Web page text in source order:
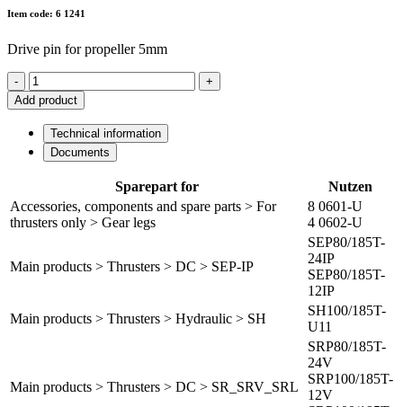
Item code: 6 1241
Drive pin for propeller 5mm
-
+
Add product
Technical information
Documents
Sparepart for
Nutzen
Accessories, components and spare parts > For
thrusters only > Gear legs
8 0601-U
4 0602-U
Main products > Thrusters > DC > SEP-IP
SEP80/185T-
24IP
SEP80/185T-
12IP
Main products > Thrusters > Hydraulic > SH
SH100/185T-
U11
Main products > Thrusters > DC > SR_SRV_SRL
SRP80/185T-
24V
SRP100/185T-
12V